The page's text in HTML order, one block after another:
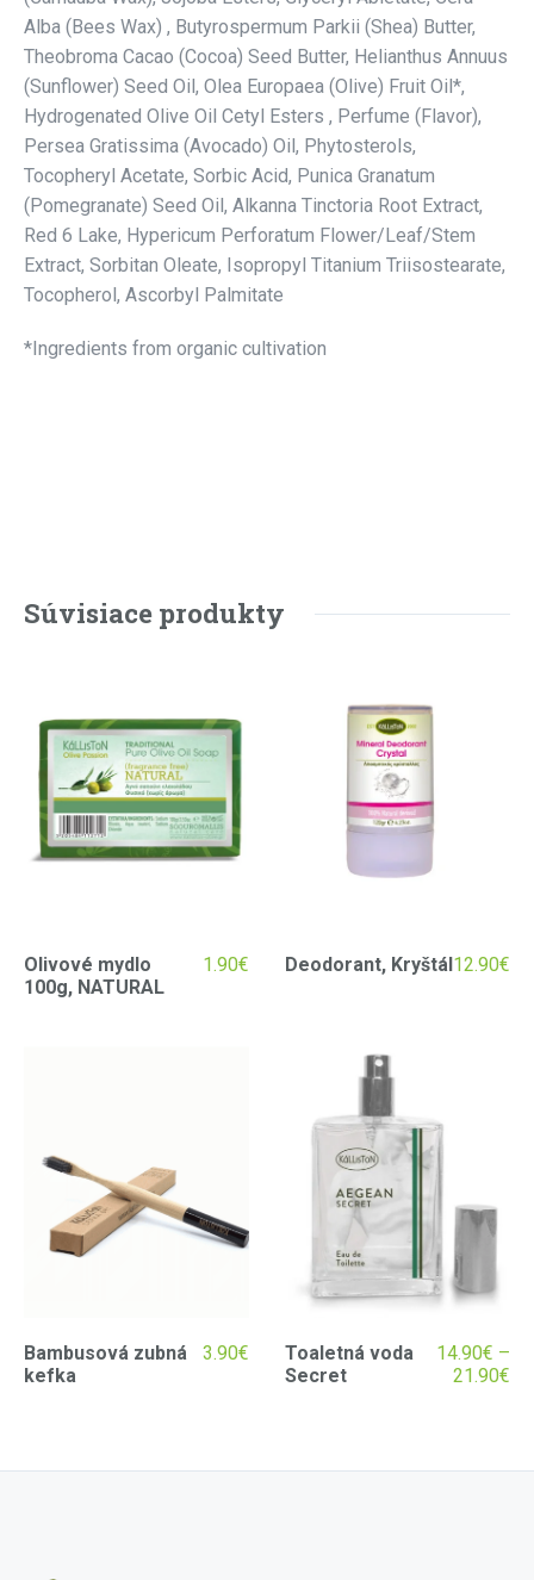
Alba (Bees Wax) , Butyrospermum Parkii (Shea) Butter,
Theobroma Cacao (Cocoa) Seed Butter, Helianthus Annuus
(Sunflower) Seed Oil, Olea Europaea (Olive) Fruit Oil*,
Hydrogenated Olive Oil Cetyl Esters , Perfume (Flavor),
Persea Gratissima (Avocado) Oil, Phytosterols,
Tocopheryl Acetate, Sorbic Acid, Punica Granatum
(Pomegranate) Seed Oil, Alkanna Tinctoria Root Extract,
Red 6 Lake, Hypericum Perforatum Flower/Leaf/Stem
Extract, Sorbitan Oleate, Isopropyl Titanium Triisostearate,
Tocopherol, Ascorbyl Palmitate
*Ingredients from organic cultivation
Súvisiace produkty
Olivové mydlo
100g, NATURAL
1.90€ Deodorant, Kryštál 12.90€
Bambusová zubná
kefka
3.90€
Toaletná voda
Secret
14.90€ –
21.90€